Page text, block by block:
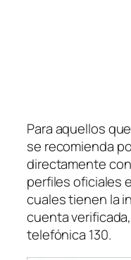
Para aquellos
se recomienda
directamente
perfiles oficiales
cuales tienen la
cuenta
telefónica 130.